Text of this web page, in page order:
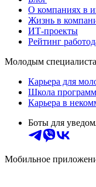
О компаниях в
Жизнь в
ИТ-проекты
Рейтинг
Молодым
Карьера для
Школа
Карьера в
Боты для
Мобильное